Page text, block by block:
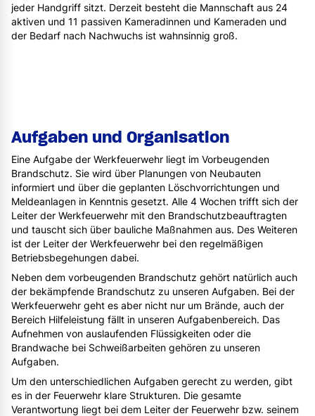
jeder Handgriff sitzt. Derzeit besteht die Mannschaft aus 24
aktiven und 11 passiven Kameradinnen und Kameraden und
der Bedarf nach Nachwuchs ist wahnsinnig groß.
Aufgaben und Organisation
Eine Aufgabe der Werkfeuerwehr liegt im Vorbeugenden
Brandschutz. Sie wird über Planungen von Neubauten
informiert und über die geplanten Löschvorrichtungen und
Meldeanlagen in Kenntnis gesetzt. Alle 4 Wochen trifft sich der
Leiter der Werkfeuerwehr mit den Brandschutzbeauftragten
und tauscht sich über bauliche Maßnahmen aus. Des Weiteren
ist der Leiter der Werkfeuerwehr bei den regelmäßigen
Betriebsbegehungen dabei.
Neben dem vorbeugenden Brandschutz gehört natürlich auch
der bekämpfende Brandschutz zu unseren Aufgaben. Bei der
Werkfeuerwehr geht es aber nicht nur um Brände, auch der
Bereich Hilfeleistung fällt in unseren Aufgabenbereich. Das
Aufnehmen von auslaufenden Flüssigkeiten oder die
Brandwache bei Schweißarbeiten gehören zu unseren
Aufgaben.
Um den unterschiedlichen Aufgaben gerecht zu werden, gibt
es in der Feuerwehr klare Strukturen. Die gesamte
Verantwortung liegt bei dem Leiter der Feuerwehr bzw. seinem